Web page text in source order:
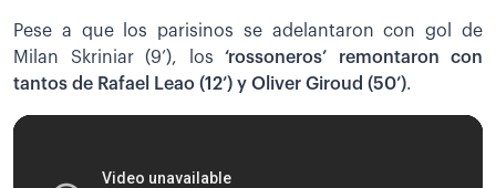
Pese a que los parisinos se adelantaron con gol de
Milan Skriniar (9’), los ‘rossoneros’ remontaron con
tantos de Rafael Leao (12’) y Oliver Giroud (50’).